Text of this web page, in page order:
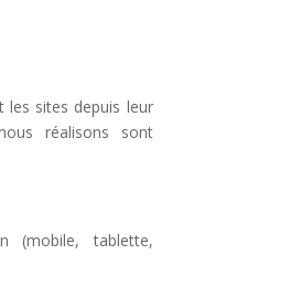
les sites depuis leur
réalisons sont
(mobile, tablette,